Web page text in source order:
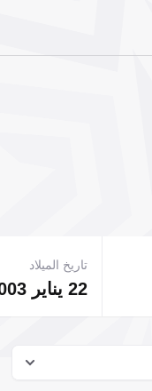
22 يناير 2003
تاريخ الميلاد